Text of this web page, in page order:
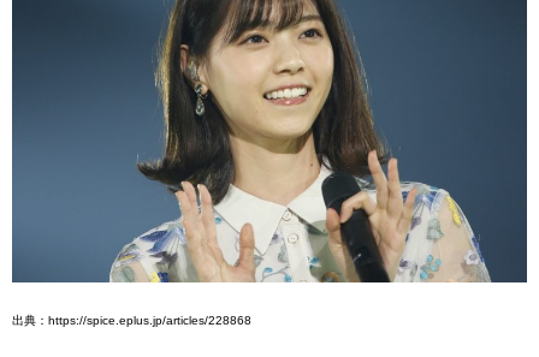
出典：https://spice.eplus.jp/articles/228868